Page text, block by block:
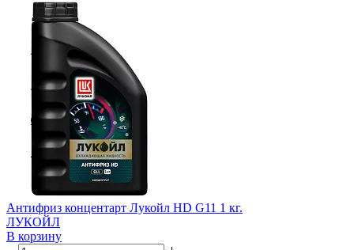
Антифриз концентарт Лукойл HD G11 1 кг.
ЛУКОЙЛ
В корзину